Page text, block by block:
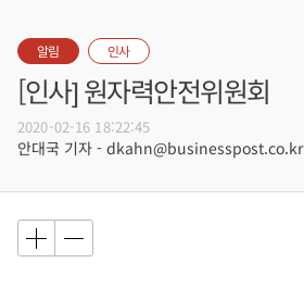
알림 인사
[인사] 원자력안전위원회
2020-02-16 18:22:45
안대국 기자 - dkahn@businesspost.co.kr